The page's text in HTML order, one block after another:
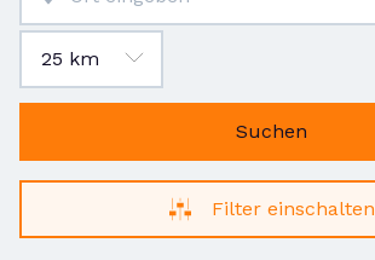
Suchen
Filter einschalten